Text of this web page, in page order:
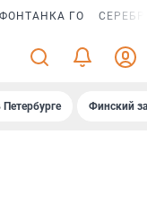
ФОНТАНКА ГО
Финский